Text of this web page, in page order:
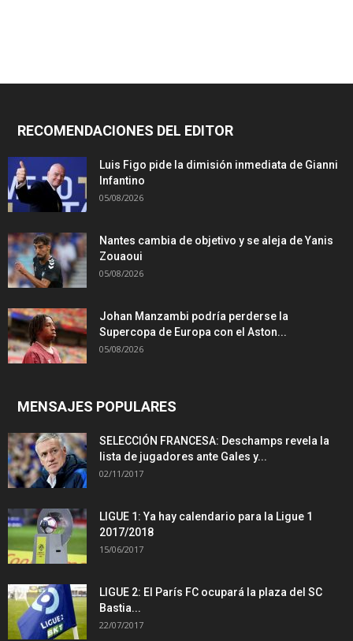
RECOMENDACIONES DEL EDITOR
Luis Figo pide la dimisión inmediata de Gianni
Infantino
05/08/2026
Nantes cambia de objetivo y se aleja de Yanis
Zouaoui
05/08/2026
Johan Manzambi podría perderse la
Supercopa de Europa con el Aston...
05/08/2026
MENSAJES POPULARES
SELECCIÓN FRANCESA: Deschamps revela la
lista de jugadores ante Gales y...
02/11/2017
LIGUE 1: Ya hay calendario para la Ligue 1
2017/2018
15/06/2017
LIGUE 2: El París FC ocupará la plaza del SC
Bastia...
22/07/2017